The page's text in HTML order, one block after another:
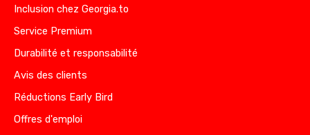
Inclusion chez Georgia.to
Service Premium
Durabilité et responsabilité
Avis des clients
Réductions Early Bird
Offres d'emploi